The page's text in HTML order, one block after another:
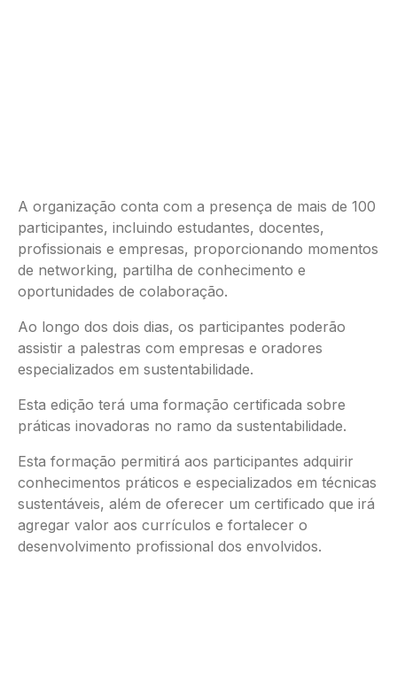
A organização conta com a presença de mais de 100
participantes, incluindo estudantes, docentes,
profissionais e empresas, proporcionando momentos
de networking, partilha de conhecimento e
oportunidades de colaboração.
Ao longo dos dois dias, os participantes poderão
assistir a palestras com empresas e oradores
especializados em sustentabilidade.
Esta edição terá uma formação certificada sobre
práticas inovadoras no ramo da sustentabilidade.
Esta formação permitirá aos participantes adquirir
conhecimentos práticos e especializados em técnicas
sustentáveis, além de oferecer um certificado que irá
agregar valor aos currículos e fortalecer o
desenvolvimento profissional dos envolvidos.